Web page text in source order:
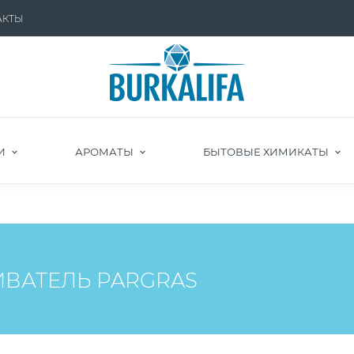
АРОМАТЫ БЫТОВЫЕ ХИМИКАТЫ
PARGRAS